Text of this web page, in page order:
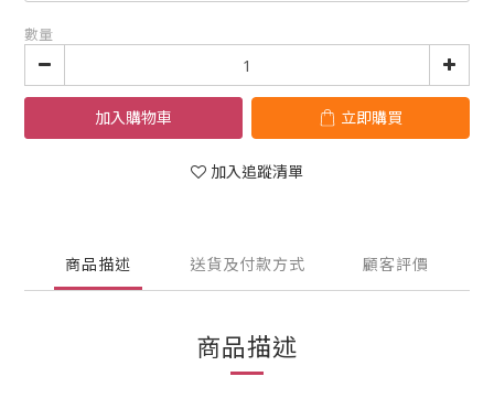
數量
加入購物車 立即購買
加入追蹤清單
商品描述 送貨及付款方式 顧客評價
商品描述